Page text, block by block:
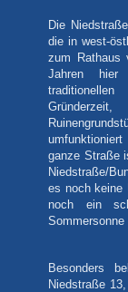
Die
die in west-
zum
Jahren hier
ganze Straße
Niedstraße/
es noch keine
noch ein
Sommersonne
Besonders
Niedstraße